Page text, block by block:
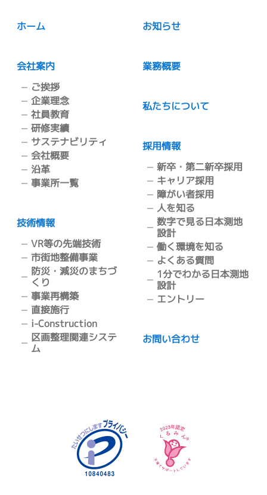
ホーム
会社案内
ご挨拶
企業理念
社員教育
研修実績
サステナビリティ
会社概要
沿革
事業所一覧
技術情報
VR等の先端技術
市街地整備事業
防災・減災のまちづ
くり
事業再構築
直接施行
i-Construction
区画整理関連システ
ム
お知らせ
業務概要
私たちについて
採用情報
新卒・第二新卒採用
キャリア採用
障がい者採用
人を知る
数字で見る日本測地
設計
働く環境を知る
よくある質問
1分でわかる日本測地
設計
エントリー
お問い合わせ